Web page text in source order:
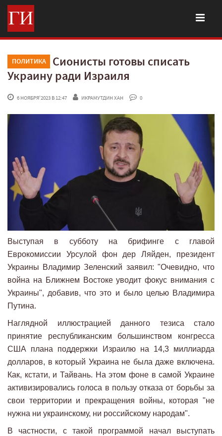
ПОЛИТИКА
Сионисты готовы списать
Украину ради Израиля
6 НОЯБРЯ'2023 В 12:47 ИКРАМУТДИН ХАН 0
Выступая в субботу на брифинге с главой
Еврокомиссии Урсулой фон дер Ляйден, президент
Украины Владимир Зеленский заявил: "Очевидно, что
война на Ближнем Востоке уводит фокус внимания с
Украины", добавив, что это и было целью Владимира
Путина.
Наглядной иллюстрацией данного тезиса стало
принятие республиканским большинством конгресса
США плана поддержки Израилю на 14,3 миллиарда
долларов, в который Украина не была даже включена.
Как, кстати, и Тайвань. На этом фоне в самой Украине
активизировались голоса в пользу отказа от борьбы за
свои территории и прекращения войны, которая "не
нужна ни украинскому, ни российскому народам".
В частности, с такой программой начал выступать